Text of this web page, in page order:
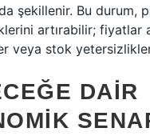
şekillenir. Bu durum,
artırabilir; fiyatlar
veya stok
DAIR